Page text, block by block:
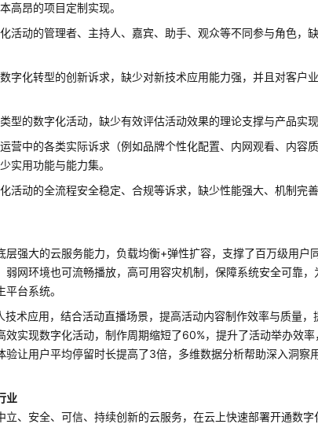
高昂的项目定制实现。
活动的管理者、主持人、嘉宾、助手、观众等不同参与角色，
字化转型的创新诉求，缺少对新技术应用能力强，并且对客户
型的数字化活动，缺少有效评估活动效果的理论支撑与产品实现
营中的各类实际诉求（例如品牌个性化配置、内网观看、内容
实用功能与能力集。
活动的全流程安全稳定、合规等诉求，缺少性能强大、机制完
层强大的云服务能力，负载均衡+弹性扩容，支撑了百万级用户
弱网环境也可流畅播放，高可用容灾机制，保障系统安全可靠，
台系统。
技术应用，结合活动直播场景，提高活动内容制作效率与质量，
效实现数字化活动，制作周期缩短了60%，提升了活动举办效
验让用户平均停留时长提高了3倍，多维数据分析帮助深入洞察
业
立、安全、可信、持续创新的云服务，在云上快速部署开通数